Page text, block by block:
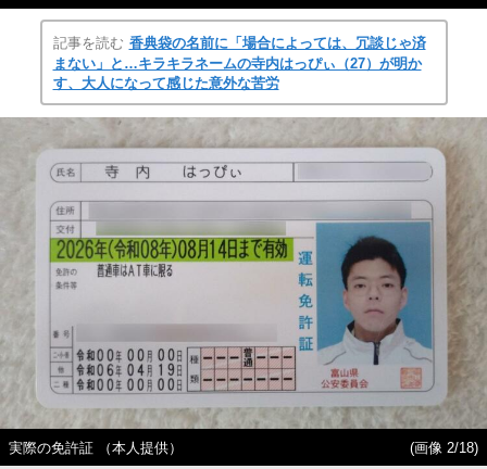
記事を読む 香典袋の名前に「場合によっては、冗談じゃ済
まない」と…キラキラネームの寺内はっぴぃ（27）が明か
す、大人になって感じた意外な苦労
実際の免許証 （本人提供）
(画像 2/18)